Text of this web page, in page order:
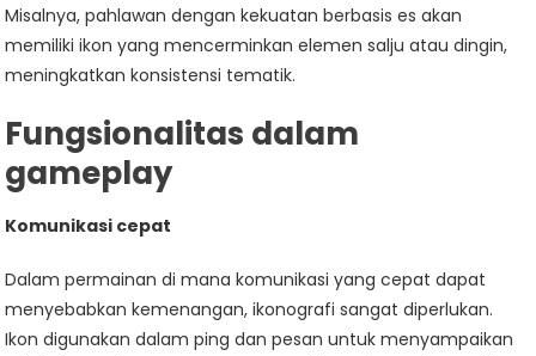
Misalnya, pahlawan dengan kekuatan berbasis es akan
memiliki ikon yang mencerminkan elemen salju atau dingin,
meningkatkan konsistensi tematik.
Fungsionalitas dalam
gameplay
Komunikasi cepat
Dalam permainan di mana komunikasi yang cepat dapat
menyebabkan kemenangan, ikonografi sangat diperlukan.
Ikon digunakan dalam ping dan pesan untuk menyampaikan